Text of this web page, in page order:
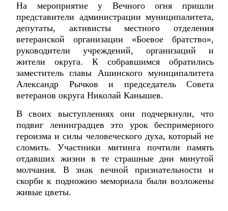
На мероприятие у Вечного огня пришли
представители администрации муниципалитета,
депутаты, активисты местного отделения
ветеранской организации «Боевое братство»,
руководители учреждений, организаций и
жители округа. К собравшимся обратились
заместитель главы Ашинского муниципалитета
Александр Рычков и председатель Совета
ветеранов округа Николай Канышев.
В своих выступлениях они подчеркнули, что
подвиг ленинградцев это урок беспримерного
героизма и силы человеческого духа, который не
сломить. Участники митинга почтили память
отдавших жизни в те страшные дни минутой
молчания. В знак вечной признательности и
скорби к подножию мемориала были возложены
живые цветы.